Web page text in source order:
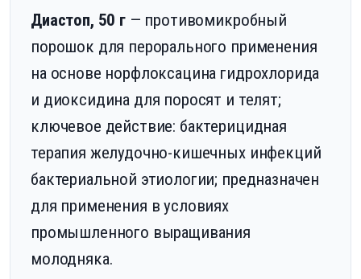
Диастоп, 50 г— противомикробный
порошок для перорального применения
на основе норфлоксацина гидрохлорида
и диоксидина для поросят и телят;
ключевое действие: бактерицидная
терапия желудочно-кишечных инфекций
бактериальной этиологии; предназначен
для применения в условиях
промышленного выращивания
молодняка.